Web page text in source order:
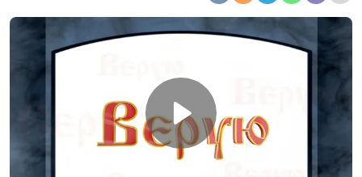
Время для веры в Бога
Алексей Бритов,
Виктор Горюк,
#347
Прощение ближних
Алексей Бритов,
Виктор Горюк,
священнослужитель
#346
#345